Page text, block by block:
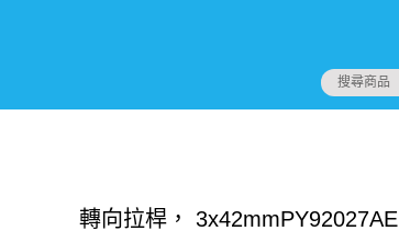
轉向拉桿， 3x42mmPY92027AE